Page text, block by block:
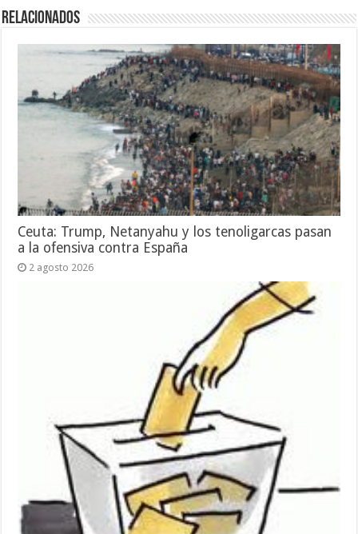
Relacionados
Ceuta: Trump, Netanyahu y los tenoligarcas pasan
a la ofensiva contra España
2 agosto 2026